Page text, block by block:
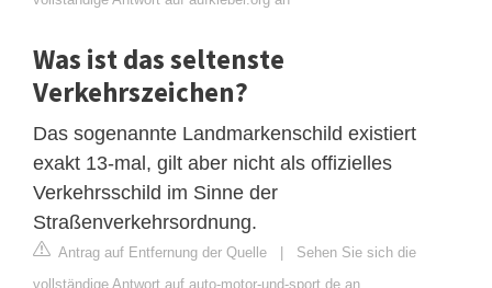
Was ist das seltenste
Verkehrszeichen?
Das sogenannte Landmarkenschild existiert
exakt 13-mal, gilt aber nicht als offizielles
Verkehrsschild im Sinne der
Straßenverkehrsordnung.
Antrag auf Entfernung der Quelle | Sehen Sie sich die
vollständige Antwort auf auto-motor-und-sport.de an